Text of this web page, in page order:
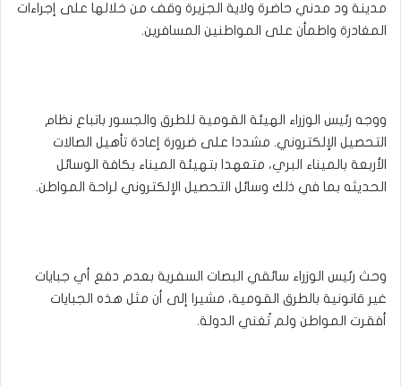
مدينة ود مدني حاضرة ولاية الجزيرة وقف من خلالها على إجراءات
المغادرة واطمأن على المواطنين المسافرين.
ووجه رئيس الوزراء الهيئة القومية للطرق والجسور باتباع نظام
التحصيل الإلكتروني. مشددا على ضرورة إعادة تأهيل الصالات
الأربعة بالميناء البري، متعهدا بتهيئة الميناء بكافة الوسائل
الحديثه بما في ذلك وسائل التحصيل الإلكتروني لراحة المواطن.
وحث رئيس الوزراء سائقي البصات السفرية بعدم دفع أي جبايات
غير قانونية بالطرق القومية، مشيرا إلى أن مثل هذه الجبايات
أفقرت المواطن ولم تُغني الدولة.